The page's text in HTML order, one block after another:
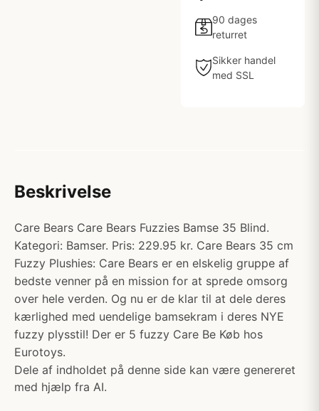
90 dages
returret
Sikker handel
med SSL
Beskrivelse
Care Bears Care Bears Fuzzies Bamse 35 Blind.
Kategori: Bamser. Pris: 229.95 kr. Care Bears 35 cm
Fuzzy Plushies: Care Bears er en elskelig gruppe af
bedste venner på en mission for at sprede omsorg
over hele verden. Og nu er de klar til at dele deres
kærlighed med uendelige bamsekram i deres NYE
fuzzy plysstil! Der er 5 fuzzy Care Be Køb hos
Eurotoys.
Dele af indholdet på denne side kan være genereret
med hjælp fra AI.